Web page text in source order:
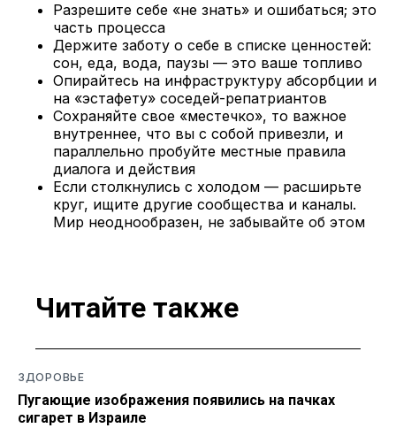
Разрешите себе «не знать» и ошибаться; это
часть процесса
Держите заботу о себе в списке ценностей:
сон, еда, вода, паузы — это ваше топливо
Опирайтесь на инфраструктуру абсорбции и
на «эстафету» соседей-репатриантов
Сохраняйте свое «местечко», то важное
внутреннее, что вы с собой привезли, и
параллельно пробуйте местные правила
диалога и действия
Если столкнулись с холодом — расширьте
круг, ищите другие сообщества и каналы.
Мир неоднообразен, не забывайте об этом
Читайте также
ЗДОРОВЬЕ
Пугающие изображения появились на пачках
сигарет в Израиле